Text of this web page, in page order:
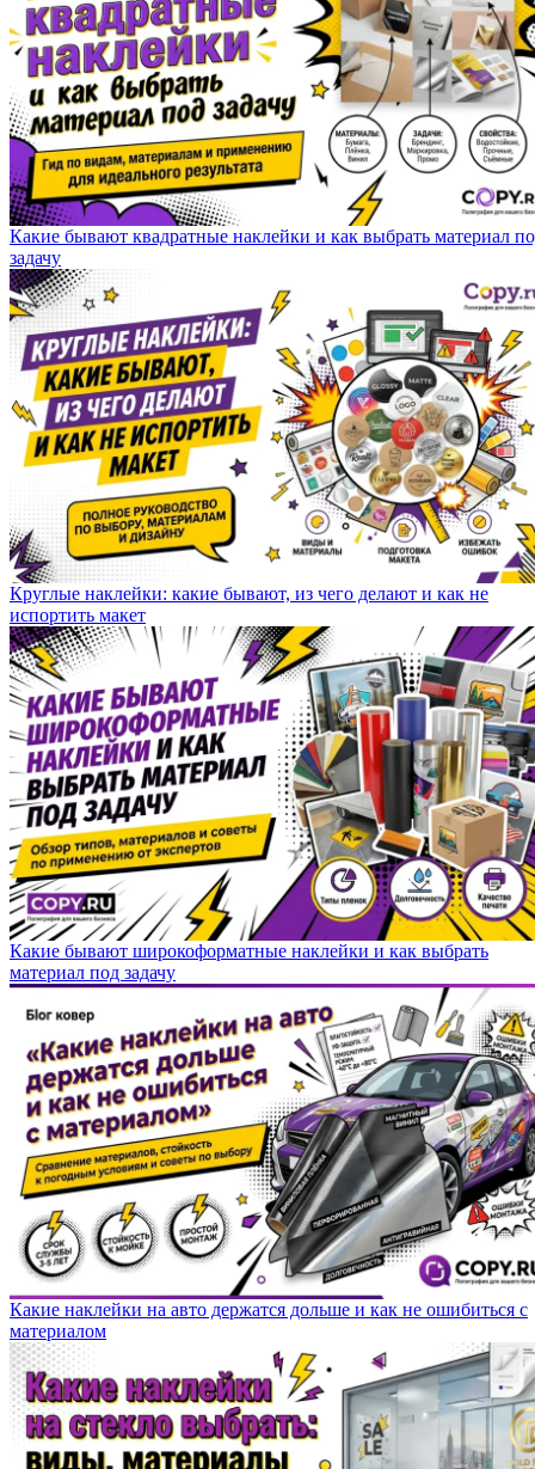
Какие бывают квадратные наклейки и как выбрать материал
задачу
Круглые наклейки: какие бывают, из чего делают и как не
испортить макет
Какие бывают широкоформатные наклейки и как выбрать
материал под задачу
Какие наклейки на авто держатся дольше и как не ошибиться с
материалом